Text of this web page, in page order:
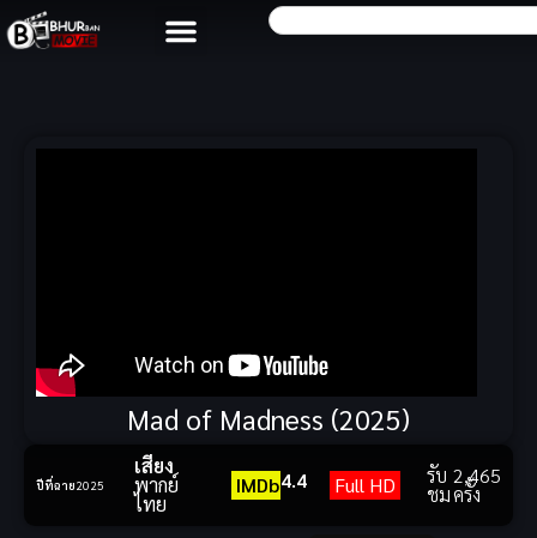
Mad of Madness (2025)
ปีที่ฉาย2025
เสียง
พากย์
ไทย
IMDb4.4 Full HD รับ
ชม
2,465
ครั้ง